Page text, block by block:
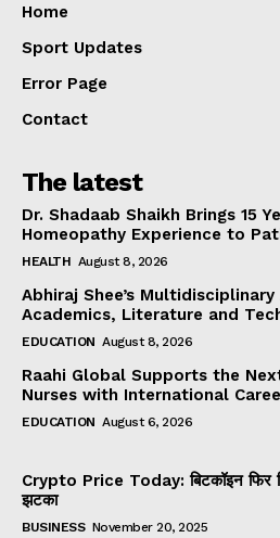
Home
Sport Updates
Error Page
Contact
The latest
Dr. Shadaab Shaikh Brings 15
Homeopathy Experience to
HEALTH August 8, 2026
Abhiraj Shee’s
Academics, Literature and
EDUCATION August 8, 2026
Raahi Global Supports the
Nurses with International
EDUCATION August 6, 2026
Crypto Price Today: बिटकॉइन फिर
झटका
BUSINESS November 20, 2025